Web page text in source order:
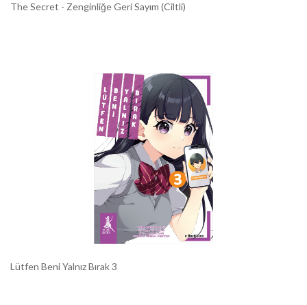
The Secret - Zenginliğe Geri Sayım (Ciltli)
Lütfen Beni Yalnız Bırak 3